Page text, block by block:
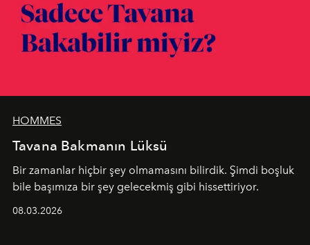
HOMMES
Tavana Bakmanın Lüksü
Bir zamanlar hiçbir şey olmamasını bilirdik. Şimdi boşluk
bile başımıza bir şey gelecekmiş gibi hissettiriyor.
08.03.2026